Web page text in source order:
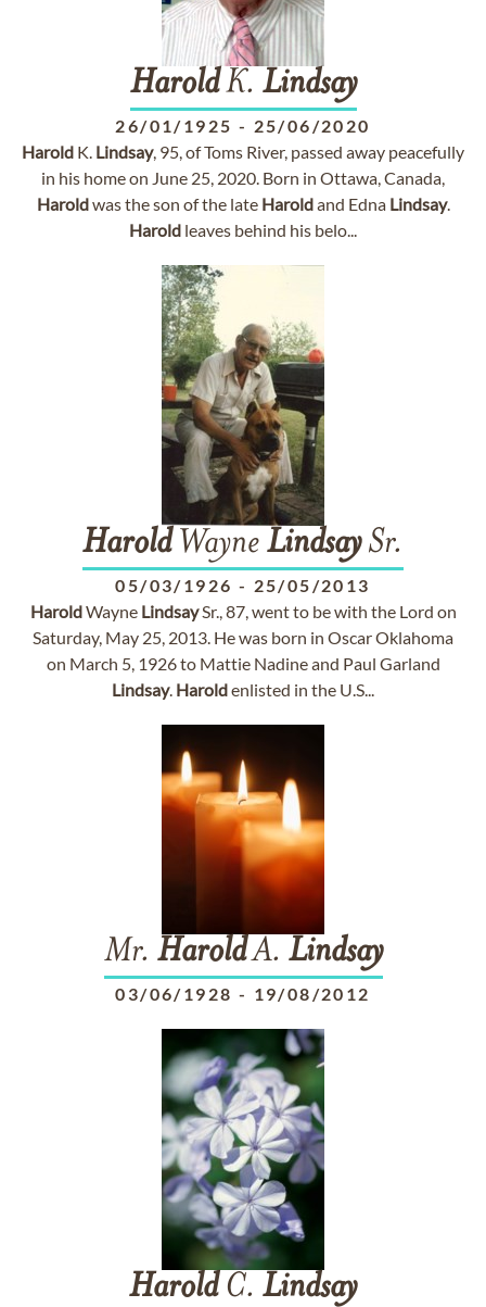
HaroldK. Lindsay
26/01/1925 - 25/06/2020
Harold K. Lindsay, 95, of Toms River, passed away peacefully
in his home on June 25, 2020. Born in Ottawa, Canada,
Haroldwas the son of the late Haroldand Edna Lindsay.
Harold leaves behind his belo...
HaroldWayne LindsaySr.
05/03/1926 - 25/05/2013
HaroldWayne LindsaySr., 87, went to be with the Lord on
Saturday, May 25, 2013. He was born in Oscar Oklahoma
on March 5, 1926 to Mattie Nadine and Paul Garland
Lindsay. Haroldenlisted in the U.S...
Mr. HaroldA. Lindsay
03/06/1928 - 19/08/2012
HaroldC. Lindsay